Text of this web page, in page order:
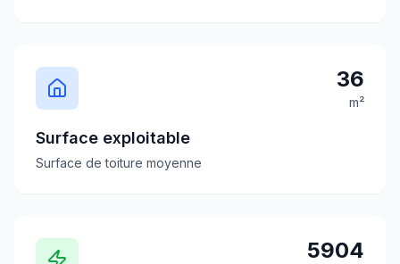
36
m²
Surface exploitable
Surface de toiture moyenne
5904